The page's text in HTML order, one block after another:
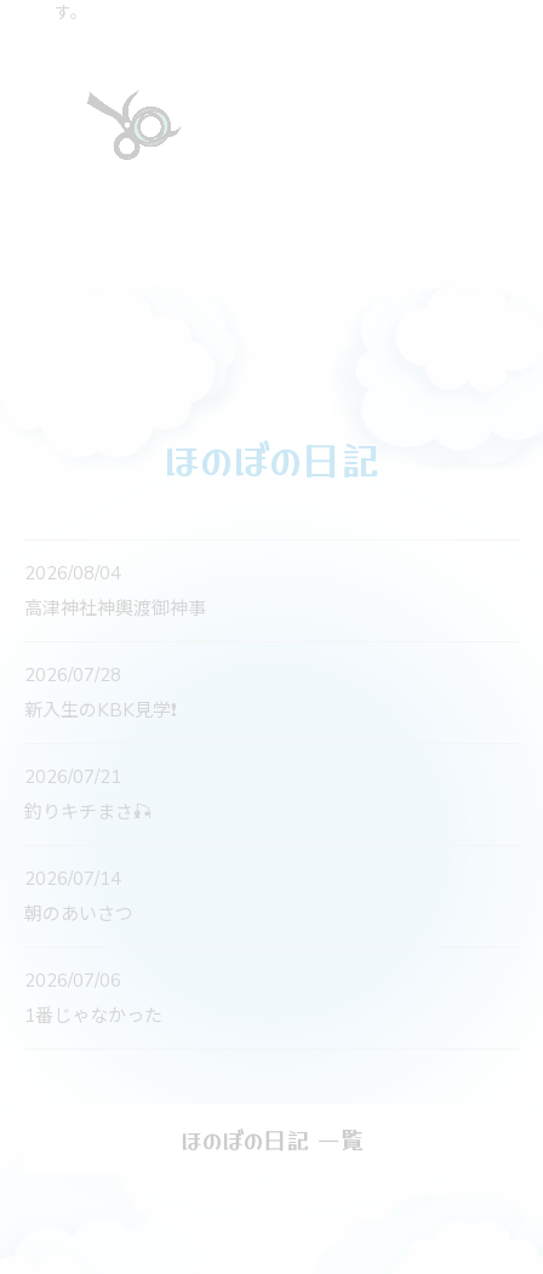
す。
ほのぼの日記
2026/08/04
高津神社神輿渡御神事
2026/07/28
新入生のKBK見学❗️
2026/07/21
釣りキチまさ🎣
2026/07/14
朝のあいさつ
2026/07/06
1番じゃなかった
ほのぼの日記 一覧